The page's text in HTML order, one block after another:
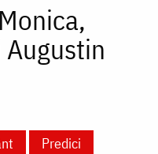
Predici